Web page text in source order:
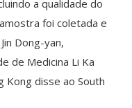
a qualidade do
foi coletada e
Dong-yan,
de Medicina Li Ka
Kong disse ao South